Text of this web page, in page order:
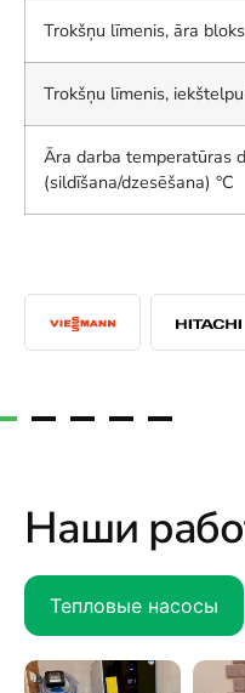
Trokšņu līmenis, āra bloks
Trokšņu līmenis,
Āra darba temperatūras
(sildīšana/dzesēšana) °C
Наши
Тепловые насосы